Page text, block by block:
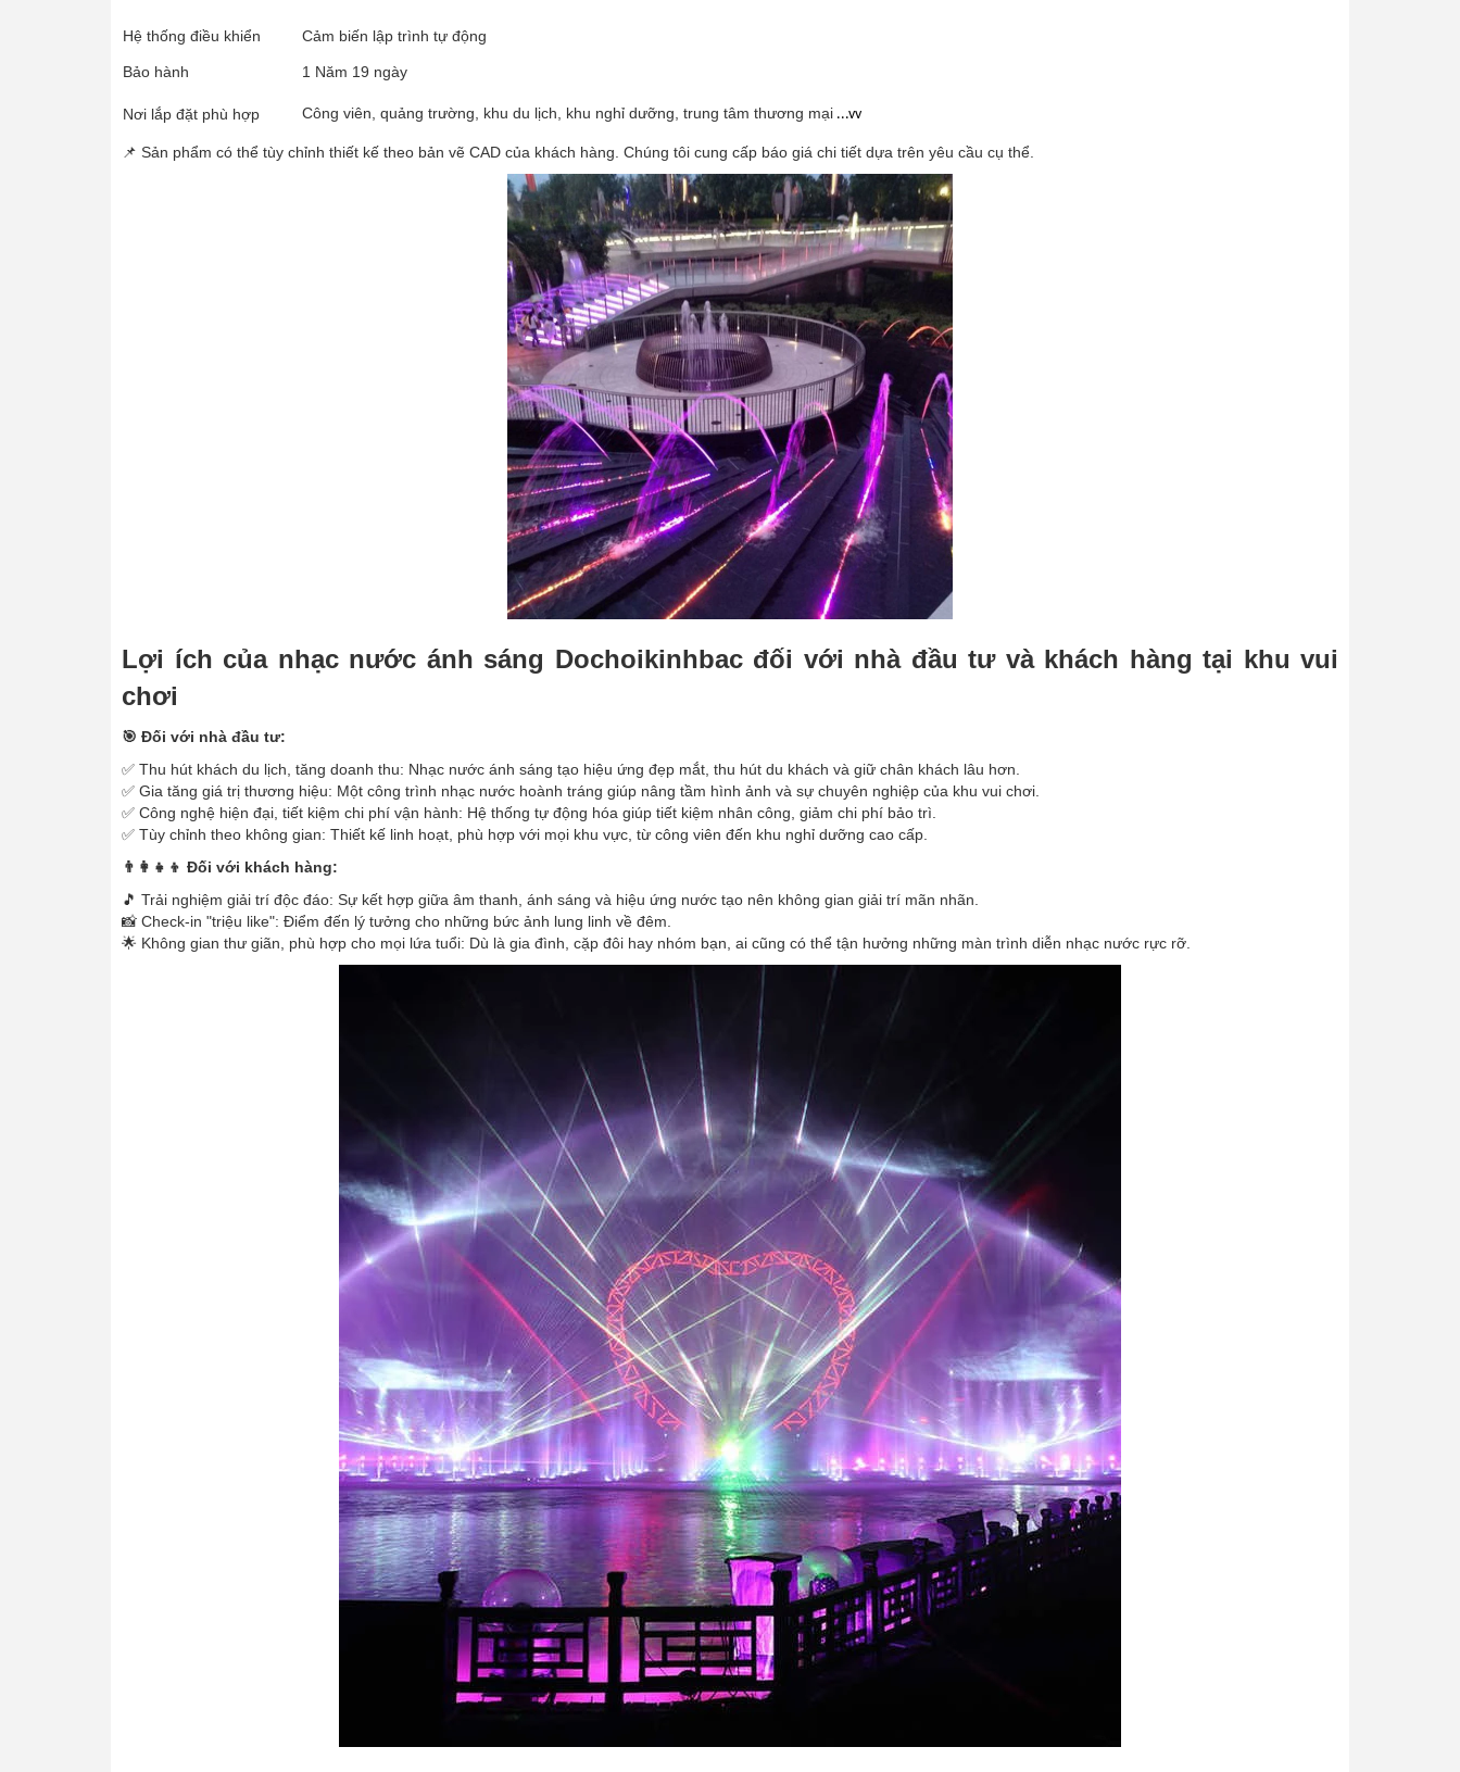
Hệ thống điều khiển Cảm biến lập trình tự động
Bảo hành 1 Năm 19 ngày
Nơi lắp đặt phù hợp Công viên, quảng trường, khu du lịch, khu nghỉ dưỡng, trung tâm thương mại ...vv
📌 Sản phẩm có thể tùy chỉnh thiết kế theo bản vẽ CAD của khách hàng. Chúng tôi cung cấp báo giá chi tiết dựa trên yêu cầu cụ thể.
Lợi ích của nhạc nước ánh sáng Dochoikinhbac đối với nhà đầu tư và khách hàng tại khu vui
chơi
🎯 Đối với nhà đầu tư:
✅ Thu hút khách du lịch, tăng doanh thu: Nhạc nước ánh sáng tạo hiệu ứng đẹp mắt, thu hút du khách và giữ chân khách lâu hơn.
✅ Gia tăng giá trị thương hiệu: Một công trình nhạc nước hoành tráng giúp nâng tầm hình ảnh và sự chuyên nghiệp của khu vui chơi.
✅ Công nghệ hiện đại, tiết kiệm chi phí vận hành: Hệ thống tự động hóa giúp tiết kiệm nhân công, giảm chi phí bảo trì.
✅ Tùy chỉnh theo không gian: Thiết kế linh hoạt, phù hợp với mọi khu vực, từ công viên đến khu nghỉ dưỡng cao cấp.
👨‍👩‍👧‍👦 Đối với khách hàng:
🎵 Trải nghiệm giải trí độc đáo: Sự kết hợp giữa âm thanh, ánh sáng và hiệu ứng nước tạo nên không gian giải trí mãn nhãn.
📸 Check-in "triệu like": Điểm đến lý tưởng cho những bức ảnh lung linh về đêm.
🌟 Không gian thư giãn, phù hợp cho mọi lứa tuổi: Dù là gia đình, cặp đôi hay nhóm bạn, ai cũng có thể tận hưởng những màn trình diễn nhạc nước rực rỡ.